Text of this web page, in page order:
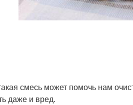
смесь может помочь нам
даже и вред.